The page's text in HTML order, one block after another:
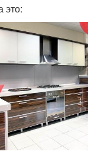
это: